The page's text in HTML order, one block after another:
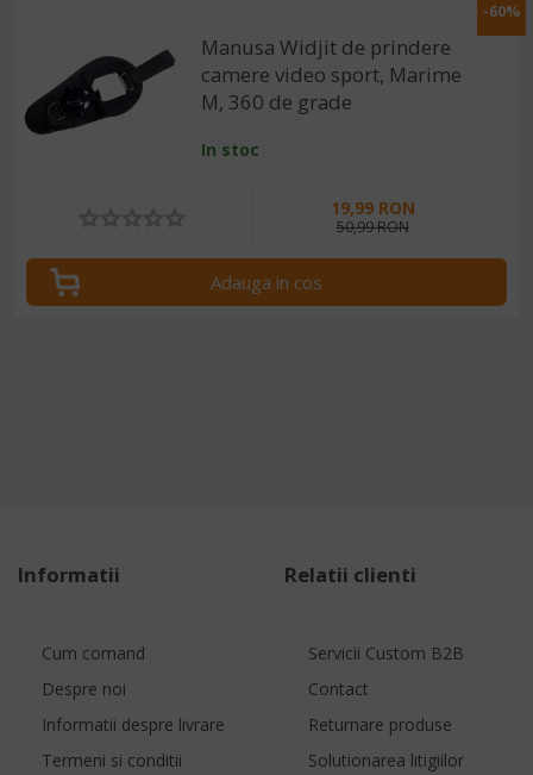
-60%
Manusa Widjit de prindere
camere video sport, Marime
M, 360 de grade
In stoc
19,99 RON
50,99 RON
Adauga in cos
Informatii
Cum comand
Despre noi
Informatii despre livrare
Termeni si conditii
Relatii clienti
Servicii Custom B2B
Contact
Returnare produse
Solutionarea litigiilor